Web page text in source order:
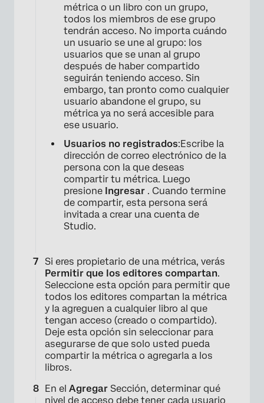
métrica o un libro con un grupo,
todos los miembros de ese grupo
tendrán acceso. No importa cuándo
un usuario se une al grupo: los
usuarios que se unan al grupo
después de haber compartido
seguirán teniendo acceso. Sin
embargo, tan pronto como cualquier
usuario abandone el grupo, su
métrica ya no será accesible para
ese usuario.
Usuarios no registrados:Escribe la
dirección de correo electrónico de la
persona con la que deseas
compartir tu métrica. Luego
presione Ingresar . Cuando termine
de compartir, esta persona será
invitada a crear una cuenta de
Studio.
Si eres propietario de una métrica, verás
Permitir que los editores compartan.
Seleccione esta opción para permitir que
todos los editores compartan la métrica
y la agreguen a cualquier libro al que
tengan acceso (creado o compartido).
Deje esta opción sin seleccionar para
asegurarse de que solo usted pueda
compartir la métrica o agregarla a los
libros.
En el Agregar Sección, determinar qué
nivel de acceso debe tener cada usuario